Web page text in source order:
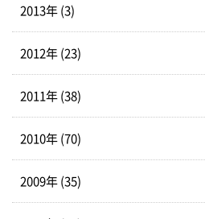
2013年 (3)
2012年 (23)
2011年 (38)
2010年 (70)
2009年 (35)